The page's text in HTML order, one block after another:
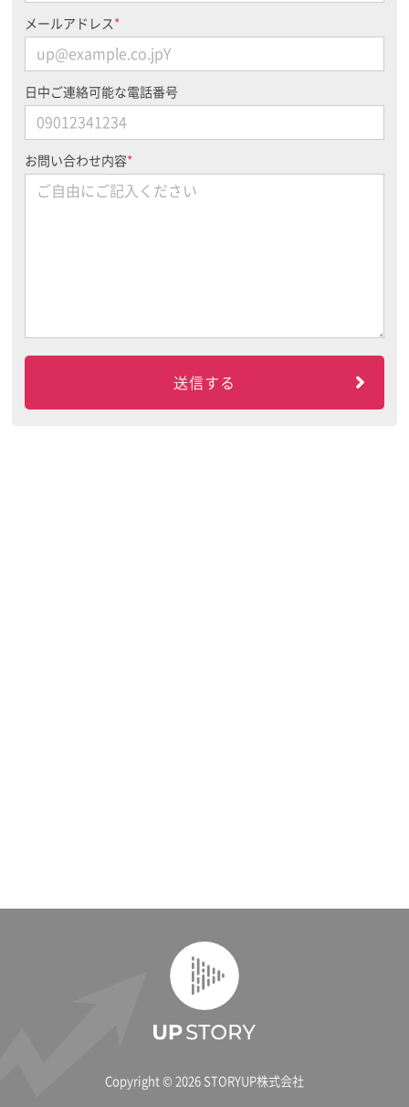
メールアドレス *
日中ご連絡可能な電話番号
お問い合わせ内容*
Copyright © 2026 STORYUP株式会社